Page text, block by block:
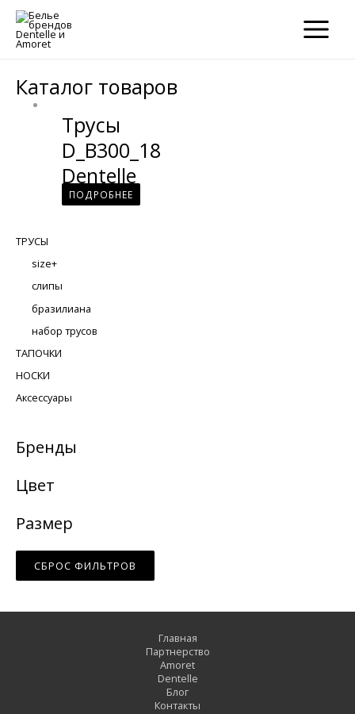
MAIN
ТРУСЫ
size+
слипы
бразилиана
набор трусов
ТАПОЧКИ
НОСКИ
Аксессуары
Бренды
Цвет
Размер
СБРОС ФИЛЬТРОВ
Каталог товаров
Трусы
D_B300_18
Dentelle
ПОДРОБНЕЕ
Главная
Партнерство
Amoret
Dentelle
Блог
Контакты